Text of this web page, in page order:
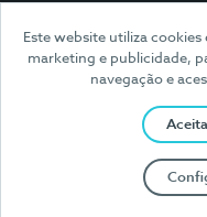
Este website utiliza
marketing e publicidade,
navegação e